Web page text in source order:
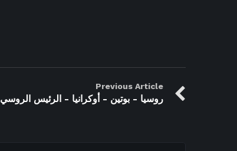
Previous Article
روسيا - بوتين - أوكرانيا - الرئيس الروسي